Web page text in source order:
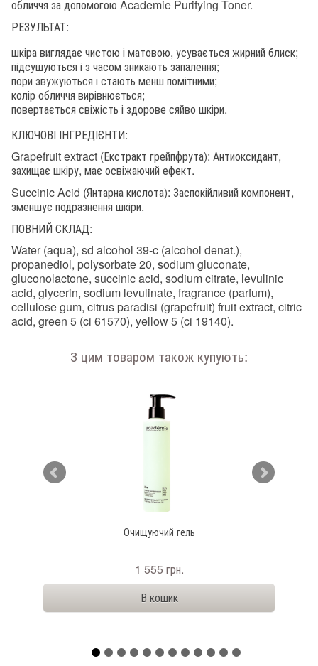
обличчя за допомогою Academie Purifying Toner.
РЕЗУЛЬТАТ:
шкіра виглядає чистою і матовою, усувається жирний блиск;
підсушуються і з часом зникають запалення;
пори звужуються і стають менш помітними;
колір обличчя вирівнюється;
повертається свіжість і здорове сяйво шкіри.
КЛЮЧОВІ ІНГРЕДІЄНТИ:
Grapefruit extract (Екстракт грейпфрута): Антиоксидант,
захищає шкіру, має освіжаючий ефект.
Succinic Acid (Янтарна кислота): Заспокійливий компонент,
зменшує подразнення шкіри.
ПОВНИЙ СКЛАД:
Water (aqua), sd alcohol 39-c (alcohol denat.),
propanediol, polysorbate 20, sodium gluconate,
gluconolactone, succinic acid, sodium citrate, levulinic
acid, glycerin, sodium levulinate, fragrance (parfum),
cellulose gum, citrus paradisi (grapefruit) fruit extract, citric
acid, green 5 (ci 61570), yellow 5 (ci 19140).
З цим товаром також купують:
Очищуючий гель
1 555 грн.